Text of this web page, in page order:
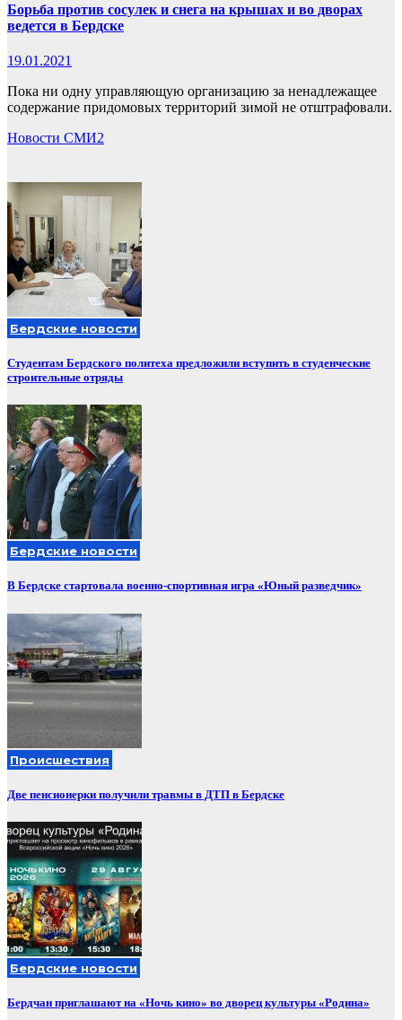
Борьба против сосулек и снега на крышах и во дворах
ведется в Бердске
19.01.2021
Пока ни одну управляющую организацию за ненадлежащее
содержание придомовых территорий зимой не отштрафовали.
Новости СМИ2
Бердские новости
Студентам Бердского политеха предложили вступить в студенческие
строительные отряды
Бердские новости
В Бердске стартовала военно-спортивная игра «Юный разведчик»
Происшествия
Две пенсионерки получили травмы в ДТП в Бердске
Бердские новости
Бердчан приглашают на «Ночь кино» во дворец культуры «Родина»